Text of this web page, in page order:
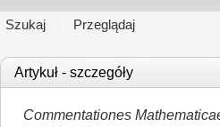
Szukaj Przeglądaj
Artykuł - szczegóły
Commentationes